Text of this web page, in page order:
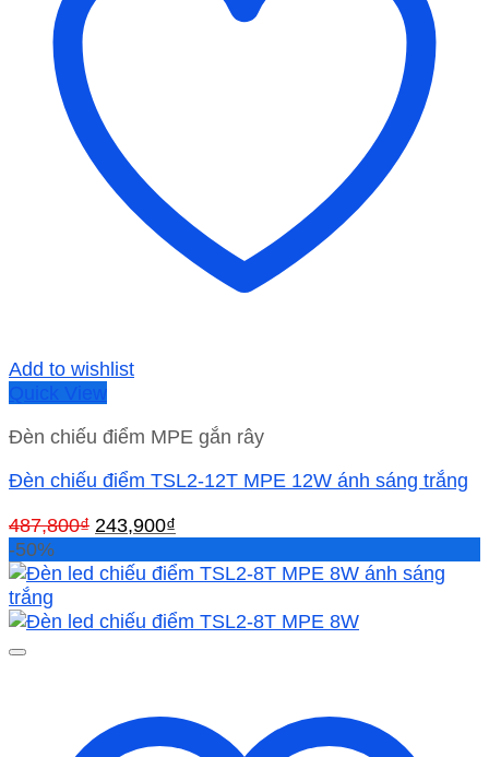
Add to wishlist
Quick View
Đèn chiếu điểm MPE gắn rây
Đèn chiếu điểm TSL2-12T MPE 12W ánh sáng trắng
487,800₫ Giá
là:
243,900₫
tại
243,900₫.
-50%